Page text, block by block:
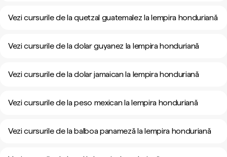
Vezi cursurile de la quetzal guatemalez la lempira honduriană
Vezi cursurile de la dolar guyanez la lempira honduriană
Vezi cursurile de la dolar jamaican la lempira honduriană
Vezi cursurile de la peso mexican la lempira honduriană
Vezi cursurile de la balboa panameză la lempira honduriană